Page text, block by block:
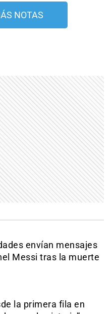
NOTAS
envían mensajes
Messi tras la muerte
la primera fila en